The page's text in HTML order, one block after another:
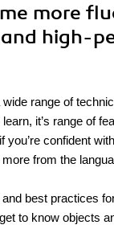
more
high-
range of
it’s range of
confident
from the
best practices
to know objects